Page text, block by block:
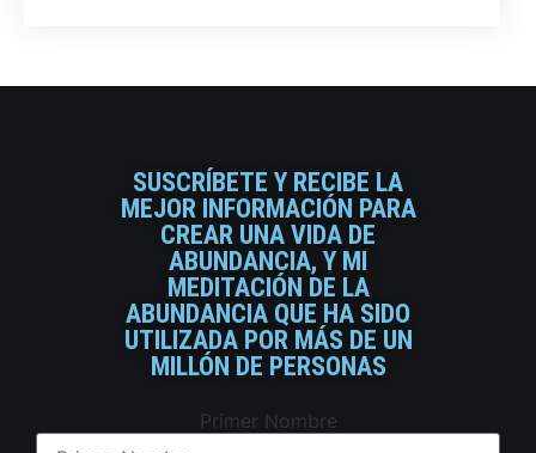
SUSCRÍBETE Y RECIBE LA
MEJOR INFORMACIÓN PARA
CREAR UNA VIDA DE
ABUNDANCIA, Y MI
MEDITACIÓN DE LA
ABUNDANCIA QUE HA SIDO
UTILIZADA POR MÁS DE UN
MILLÓN DE PERSONAS
Primer Nombre